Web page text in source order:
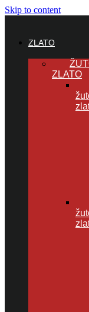
Skip to content
ZLATO
ZLATO